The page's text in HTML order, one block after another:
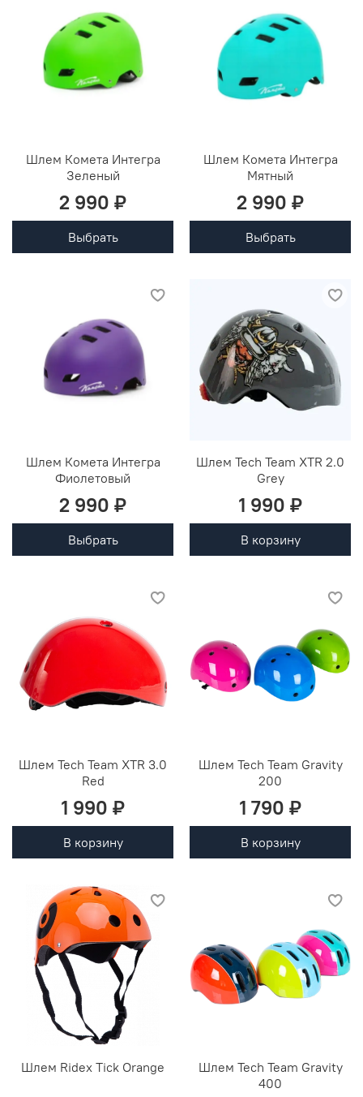
Шлем Комета Интегра
Зеленый
2 990 ₽
Выбрать
Шлем Комета Интегра
Мятный
2 990 ₽
Выбрать
Шлем Комета Интегра
Фиолетовый
2 990 ₽
Выбрать
Шлем Tech Team XTR 2.0
Grey
1 990 ₽
В корзину
Шлем Tech Team XTR 3.0
Red
1 990 ₽
В корзину
Шлем Tech Team Gravity
200
1 790 ₽
В корзину
Шлем Ridex Tick Orange
Шлем Tech Team Gravity
400